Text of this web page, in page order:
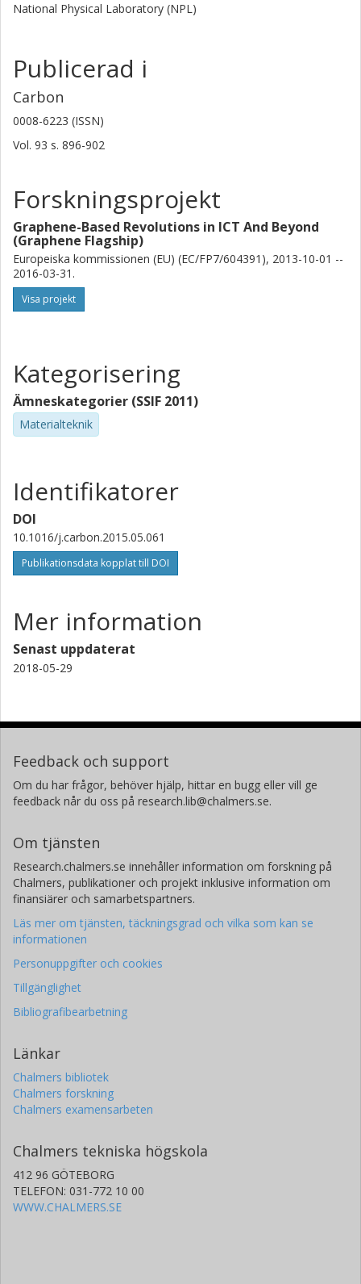
National Physical Laboratory (NPL)
Publicerad i
Carbon
0008-6223 (ISSN)
Vol. 93 s. 896-902
Forskningsprojekt
Graphene-Based Revolutions in ICT And Beyond
(Graphene Flagship)
Europeiska kommissionen (EU) (EC/FP7/604391), 2013-10-01 --
2016-03-31.
Visa projekt
Kategorisering
Ämneskategorier (SSIF 2011)
Materialteknik
Identifikatorer
DOI
10.1016/j.carbon.2015.05.061
Publikationsdata kopplat till DOI
Mer information
Senast uppdaterat
2018-05-29
Feedback och support
Om du har frågor, behöver hjälp, hittar en bugg eller vill ge
feedback når du oss på research.lib@chalmers.se.
Om tjänsten
Research.chalmers.se innehåller information om forskning på
Chalmers, publikationer och projekt inklusive information om
finansiärer och samarbetspartners.
Läs mer om tjänsten, täckningsgrad och vilka som kan se
informationen
Personuppgifter och cookies
Tillgänglighet
Bibliografibearbetning
Länkar
Chalmers bibliotek
Chalmers forskning
Chalmers examensarbeten
Chalmers tekniska högskola
412 96 GÖTEBORG
TELEFON: 031-772 10 00
WWW.CHALMERS.SE